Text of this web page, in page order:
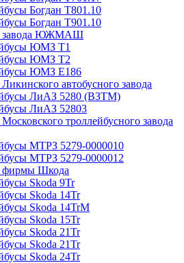
Богдан Т801.10
Богдан Т901.10
завода ЮЖМАШ
ЮМЗ Т1
ЮМЗ Т2
ЮМЗ Е186
автобусного завода
ЛиАЗ 5280 (ВЗТМ)
ЛиАЗ 52803
троллейбусного завода
МТРЗ 5279-0000010
МТРЗ 5279-0000012
фирмы Шкода
Skoda 9Tr
Skoda 14Tr
Skoda 14TrM
Skoda 15Tr
Skoda 21Tr
Skoda 21Tr
Skoda 24Tr